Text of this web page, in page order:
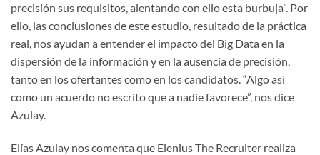
precisión sus requisitos, alentando con ello esta burbuja”. Por
ello, las conclusiones de este estudio, resultado de la práctica
real, nos ayudan a entender el impacto del Big Data en la
dispersión de la información y en la ausencia de precisión,
tanto en los ofertantes como en los candidatos. “Algo así
como un acuerdo no escrito que a nadie favorece”, nos dice
Azulay.
Elías Azulay nos comenta que Elenius The Recruiter realiza